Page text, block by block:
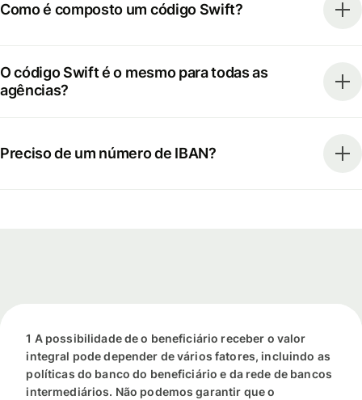
Como é composto um código Swift?
O código Swift é o mesmo para todas as
agências?
Preciso de um número de IBAN?
1 A possibilidade de o beneficiário receber o valor
integral pode depender de vários fatores, incluindo as
políticas do banco do beneficiário e da rede de bancos
intermediários. Não podemos garantir que o